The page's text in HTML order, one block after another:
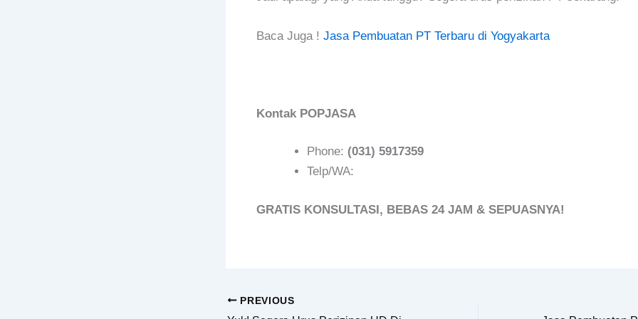
Baca Juga ! Jasa Pembuatan PT Terbaru di Yogyakarta
Kontak POPJASA
Phone: (031) 5917359
Telp/WA:
GRATIS KONSULTASI, BEBAS 24 JAM & SEPUASNYA!
PREVIOUS